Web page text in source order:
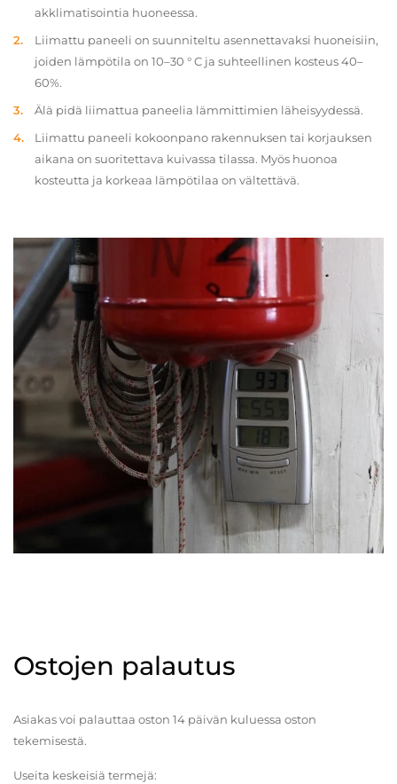
akklimatisointia huoneessa.
Liimattu paneeli on suunniteltu asennettavaksi huoneisiin,
joiden lämpötila on 10–30 ° C ja suhteellinen kosteus 40–
60%.
Älä pidä liimattua paneelia lämmittimien läheisyydessä.
Liimattu paneeli kokoonpano rakennuksen tai korjauksen
aikana on suoritettava kuivassa tilassa. Myös huonoa
kosteutta ja korkeaa lämpötilaa on vältettävä.
Ostojen palautus
Asiakas voi palauttaa oston 14 päivän kuluessa oston
tekemisestä.
Useita keskeisiä termejä: